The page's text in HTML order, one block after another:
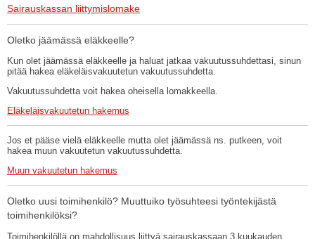
Sairauskassan liittymislomake
Oletko jäämässä eläkkeelle?
Kun olet jäämässä eläkkeelle ja haluat jatkaa vakuutussuhdettasi, sinun
pitää hakea eläkeläisvakuutetun vakuutussuhdetta.
Vakuutussuhdetta voit hakea oheisella lomakkeella.
Eläkeläisvakuutetun hakemus
Jos et pääse vielä eläkkeelle mutta olet jäämässä ns. putkeen, voit
hakea muun vakuutetun vakuutussuhdetta.
Muun vakuutetun hakemus
Oletko uusi toimihenkilö? Muuttuiko työsuhteesi työntekijästä
toimihenkilöksi?
Toimihenkilöllä on mahdollisuus liittyä sairauskassaan 3 kuukauden